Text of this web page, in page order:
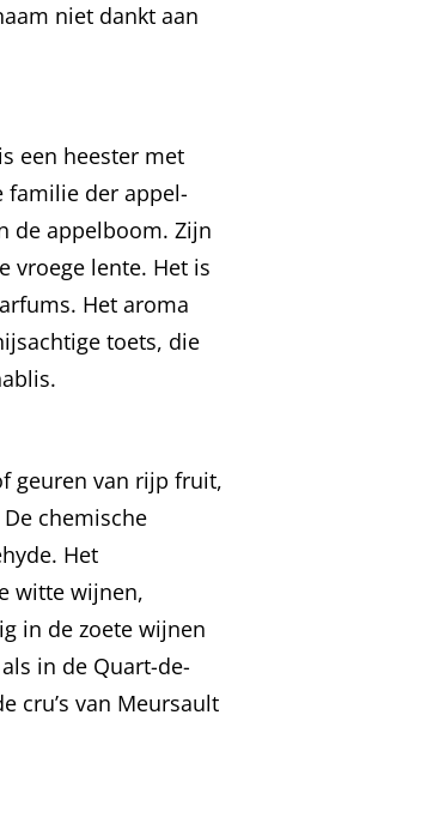
niet dankt aan
een heester met
familie der appel-
de appelboom. Zijn
vroege lente. Het is
Het aroma
toets, die
geuren van rijp fruit,
chemische
Het
witte wijnen,
in de zoete wijnen
in de Quart-de-
cru’s van Meursault